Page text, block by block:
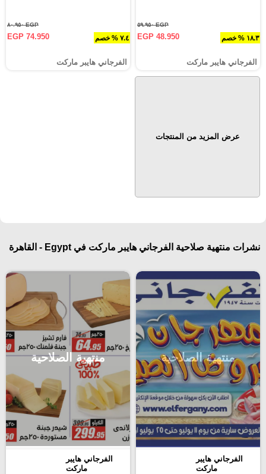
١٨.٣ % خصم
EGP ٥٩.٩٥٠
EGP 48.950
الفرجاني هايبر ماركت
٧.٤ % خصم
EGP ٨٠.٩٥٠
EGP 74.950
الفرجاني هايبر ماركت
عرض المزيد من المنتجات
نشرات منتهية صلاحية الفرجاني هايبر ماركت في Egypt - القاهرة
منتهية الصلاحية
الفرجاني هايبر
ماركت
منتهية الصلاحية
الفرجاني هايبر
ماركت